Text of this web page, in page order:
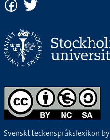
Svenskt teckenspråkslexikon by